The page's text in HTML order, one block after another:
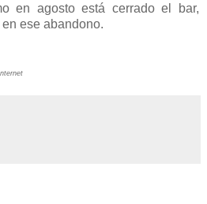
en agosto está cerrado el bar,
ese abandono.